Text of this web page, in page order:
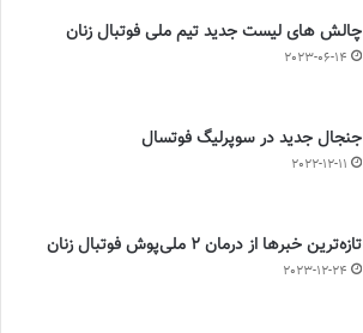
چالش هاى ليست جدید تيم ملى فوتبال زنان
2023-06-14
جنجال جدید در سوپرلیگ فوتسال
2022-12-11
تازه‌ترین خبرها از درمان ۲ ملی‌پوش فوتبال زنان
2023-12-24